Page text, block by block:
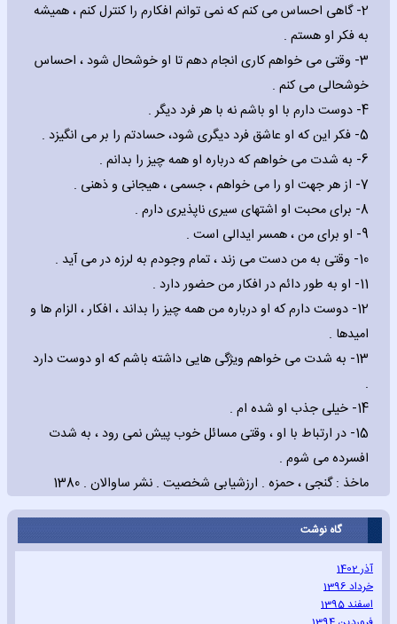
2- گاهی احساس می کنم که نمی توانم افکارم را کنترل کنم ، همیشه
به فکر او هستم .
3- وقتی می خواهم کاری انجام دهم تا او خوشحال شود ، احساس
خوشحالی می کنم .
4- دوست دارم با او باشم نه با هر فرد دیگر .
5- فکر این که او عاشق فرد دیگری شود، حسادتم را بر می انگیزد .
6- به شدت می خواهم که درباره او همه چیز را بدانم .
7- از هر جهت او را می خواهم ، جسمی ، هیجانی و ذهنی .
8- برای محبت او اشتهای سیری ناپذیری دارم .
9- او برای من ، همسر ایدالی است .
10- وقتی به من دست می زند ، تمام وجودم به لرزه در می آید .
11- او به طور دائم در افکار من حضور دارد .
12- دوست دارم که او درباره من همه چیز را بداند ، افکار ، الزام ها و
امیدها .
13- به شدت می خواهم ویژگی هایی داشته باشم که او دوست دارد
.
14- خیلی جذب او شده ام .
15- در ارتباط با او ، وقتی مسائل خوب پیش نمی رود ، به شدت
افسرده می شوم .
ماخذ : گنجی ، حمزه . ارزشیابی شخصیت . نشر ساوالان . 1380
گاه نوشت
آذر 1402
خرداد 1396
اسفند 1395